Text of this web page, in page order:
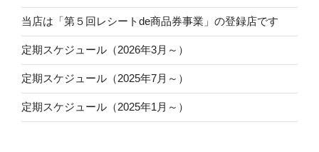
当店は「第５回レシートde商品券事業」の登録店です
定期スケジュール（2026年3月～）
定期スケジュール（2025年7月～）
定期スケジュール（2025年1月～）